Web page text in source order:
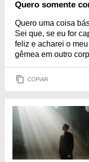
Quero somente
Quero uma coisa
Sei que, se eu for
feliz e acharei o
gêmea em outro
COPIAR